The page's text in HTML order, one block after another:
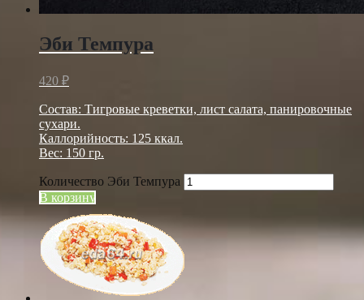
Эби Темпура
420 ₽
Состав: Тигровые креветки, лист салата, панировочные
сухари.
Каллорийность: 125 ккал.
Вес: 150 гр.
Количество Эби Темпура
В корзину